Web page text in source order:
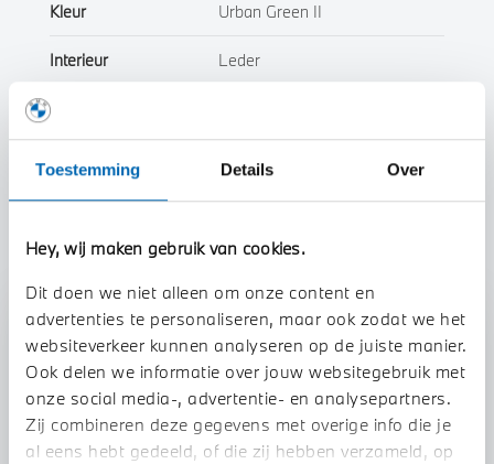
Toestemming Details Over
Hey, wij maken gebruik van cookies.
Dit doen we niet alleen om onze content en
advertenties te personaliseren, maar ook zodat we het
websiteverkeer kunnen analyseren op de juiste manier.
Ook delen we informatie over jouw websitegebruik met
onze social media-, advertentie- en analysepartners.
Zij combineren deze gegevens met overige info die je
al eens hebt gedeeld, of die zij hebben verzameld, op
Stap 1 van 3
Uw auto inruilen?
Kleur Urban Green II
Interieur Leder
Btw/Marge